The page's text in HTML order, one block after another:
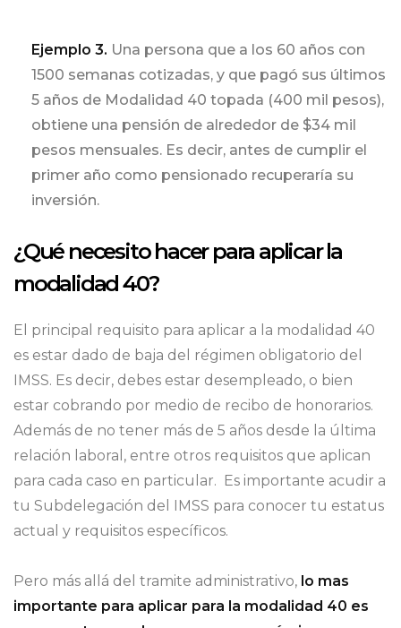
Ejemplo 3. Una persona que a los 60 años con
1500 semanas cotizadas, y que pagó sus últimos
5 años de Modalidad 40 topada (400 mil pesos),
obtiene una pensión de alrededor de $34 mil
pesos mensuales. Es decir, antes de cumplir el
primer año como pensionado recuperaría su
inversión.
¿Qué necesito hacer para aplicar la
modalidad 40?
El principal requisito para aplicar a la modalidad 40
es estar dado de baja del régimen obligatorio del
IMSS. Es decir, debes estar desempleado, o bien
estar cobrando por medio de recibo de honorarios.
Además de no tener más de 5 años desde la última
relación laboral, entre otros requisitos que aplican
para cada caso en particular. Es importante acudir a
tu Subdelegación del IMSS para conocer tu estatus
actual y requisitos específicos.
Pero más allá del tramite administrativo, lo mas
importante para aplicar para la modalidad 40 es